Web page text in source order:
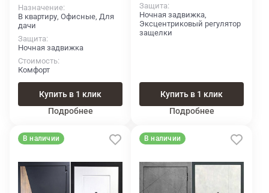
Назначение
В квартиру, Офисные, Для
дачи
Защита
Ночная задвижка
Стоимость
Комфорт
Купить в 1 клик
Подробнее
Защита
Ночная задвижка,
Эксцентриковый регулятор
защелки
Купить в 1 клик
Подробнее
В наличии В наличии